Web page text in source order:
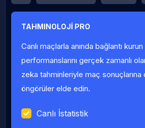
Fauller Ortalama
TAHMINOLOJİ PRO
Canlı maçlarla anında bağlantı
performanslarını gerçek zamanlı
zeka tahminleriyle maç sonuçlarına
öngörüler elde edin.
Canlı İstatistik